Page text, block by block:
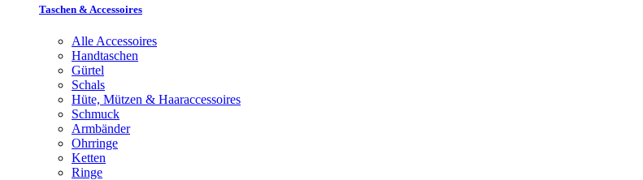
Taschen & Accessoires
Alle Accessoires
Handtaschen
Gürtel
Schals
Hüte, Mützen & Haaraccessoires
Schmuck
Armbänder
Ohrringe
Ketten
Ringe